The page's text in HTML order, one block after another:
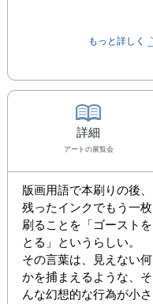
もっと詳しく
詳細
アート の展覧会
版画用語で本刷りの後、
残ったインクでもう一枚
刷ることを「ゴーストを
とる」というらしい。
その言葉は、見えない何
かを捕まえるような、そ
んな幻想的な行為が小さ